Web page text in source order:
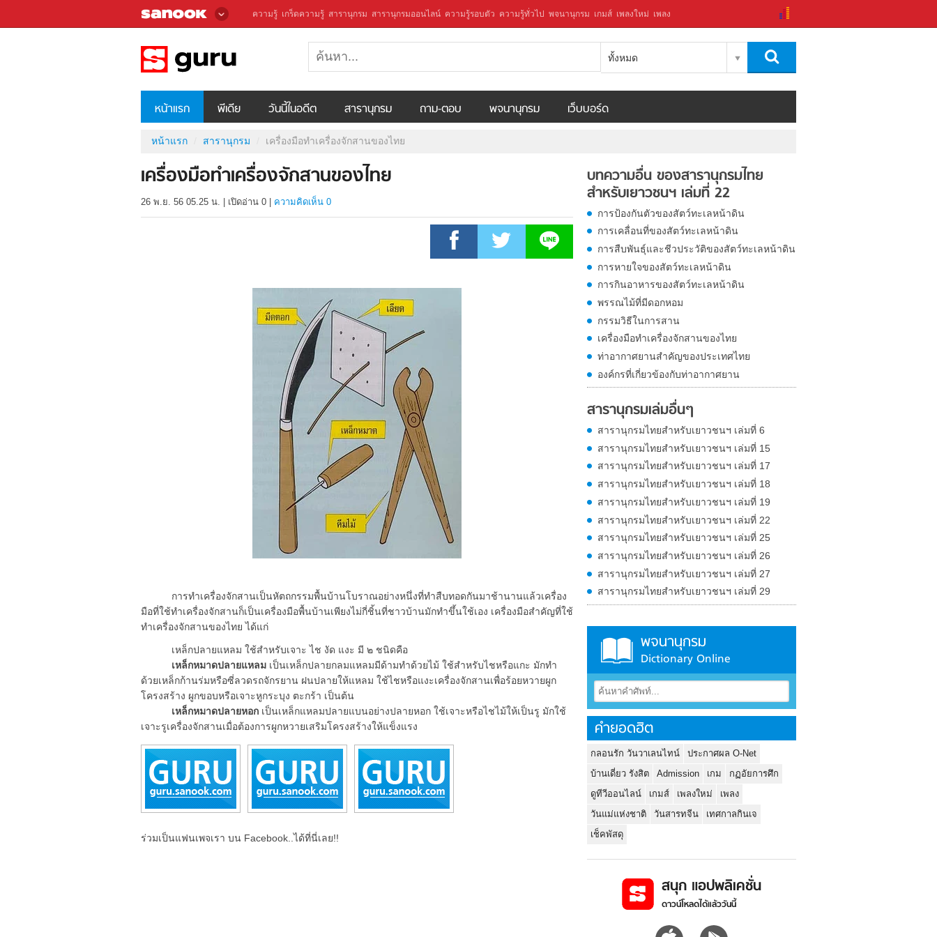
ความรู้ เกร็ดความรู้ สารานุกรม สารานุกรมออนไลน์ ความรู้รอบตัว ความรู้ทั่วไป พจนานุกรม เกมส์ เพลงใหม่ เพลง
ทั้งหมด
หน้าแรก พีเดีย วันนี้ในอดีต สารานุกรม ถาม-ตอบ พจนานุกรม เว็บบอร์ด
หน้าแรก สารานุกรม เครื่องมือทำเครื่องจักสานของไทย
เครื่องมือทำเครื่องจักสานของไทย
26 พ.ย. 56 05.25 น. เปิดอ่าน 0 ความคิดเห็น 0
การทำเครื่องจักสานเป็นหัตถกรรมพื้นบ้านโบราณอย่างหนึ่งที่ทำสืบทอดกันมาช้านานแล้วเครื่อง
มือที่ใช้ทำเครื่องจักสานก็เป็นเครื่องมือพื้นบ้านเพียงไม่กี่ชิ้นที่ชาวบ้านมักทำขึ้นใช้เอง เครื่องมือสำคัญที่ใช้
ทำเครื่องจักสานของไทย ได้แก่
เหล็กปลายแหลม ใช้สำหรับเจาะ ไช งัด แงะ มี ๒ ชนิดคือ
เหล็กหมาดปลายแหลม เป็นเหล็กปลายกลมแหลมมีด้ามทำด้วยไม้ ใช้สำหรับไชหรือแกะ มักทำ
ด้วยเหล็กก้านร่มหรือซี่ลวดรถจักรยาน ฝนปลายให้แหลม ใช้ไชหรือแงะเครื่องจักสานเพื่อร้อยหวายผูก
โครงสร้าง ผูกขอบหรือเจาะหูกระบุง ตะกร้า เป็นต้น
เหล็กหมาดปลายหอก เป็นเหล็กแหลมปลายแบนอย่างปลายหอก ใช้เจาะหรือไชไม้ให้เป็นรู มักใช้
เจาะรูเครื่องจักสานเมื่อต้องการผูกหวายเสริมโครงสร้างให้แข็งแรง
ร่วมเป็นแฟนเพจเรา บน Facebook..ได้ที่นี่เลย!!
บทความอื่น ของสารานุกรมไทย
สำหรับเยาวชนฯ เล่มที่ 22
การป้องกันตัวของสัตว์ทะเลหน้าดิน
การเคลื่อนที่ของสัตว์ทะเลหน้าดิน
การสืบพันธุ์และชีวประวัติของสัตว์ทะเลหน้าดิน
การหายใจของสัตว์ทะเลหน้าดิน
การกินอาหารของสัตว์ทะเลหน้าดิน
พรรณไม้ที่มีดอกหอม
กรรมวิธีในการสาน
เครื่องมือทำเครื่องจักสานของไทย
ท่าอากาศยานสำคัญของประเทศไทย
องค์กรที่เกี่ยวข้องกับท่าอากาศยาน
สารานุกรมเล่มอื่นๆ
สารานุกรมไทยสำหรับเยาวชนฯ เล่มที่ 6
สารานุกรมไทยสำหรับเยาวชนฯ เล่มที่ 15
สารานุกรมไทยสำหรับเยาวชนฯ เล่มที่ 17
สารานุกรมไทยสำหรับเยาวชนฯ เล่มที่ 18
สารานุกรมไทยสำหรับเยาวชนฯ เล่มที่ 19
สารานุกรมไทยสำหรับเยาวชนฯ เล่มที่ 22
สารานุกรมไทยสำหรับเยาวชนฯ เล่มที่ 25
สารานุกรมไทยสำหรับเยาวชนฯ เล่มที่ 26
สารานุกรมไทยสำหรับเยาวชนฯ เล่มที่ 27
สารานุกรมไทยสำหรับเยาวชนฯ เล่มที่ 29
พจนานุกรม
Dictionary Online
คำยอดฮิต
กลอนรัก วันวาเลนไทน์
ประกาศผล O-Net
บ้านเดี่ยว รังสิต
Admission เกม
กฏอัยการศึก
ดูทีวีออนไลน์
เกมส์ เพลงใหม่
เพลง
วันแม่แห่งชาติ
วันสารทจีน
เทศกาลกินเจ
เช็คพัสดุ
สนุก แอปพลิเคชั่น
ดาวน์โหลดได้แล้ววันนี้